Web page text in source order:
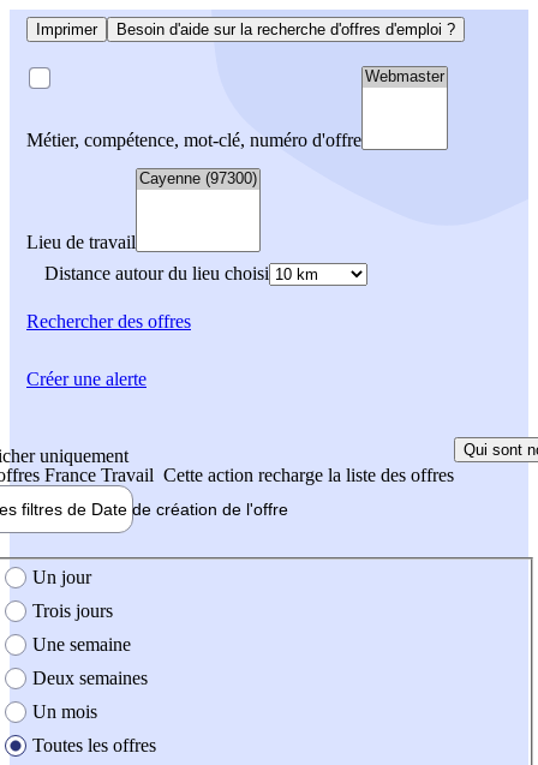
Imprimer Besoin d'aide sur la recherche d'offres d'emploi ?
Métier, compétence, mot-clé, numéro d'offre
Lieu de travail
Distance autour du lieu choisi
Rechercherdes offres
uniquement
France Travail Cette action recharge la liste des offres
Qui sont
filtres de Date de création de l'offre
création de l'offre
Un jour
Trois jours
Une semaine
Deux semaines
Un mois
Toutes les offres
Créer une alerte